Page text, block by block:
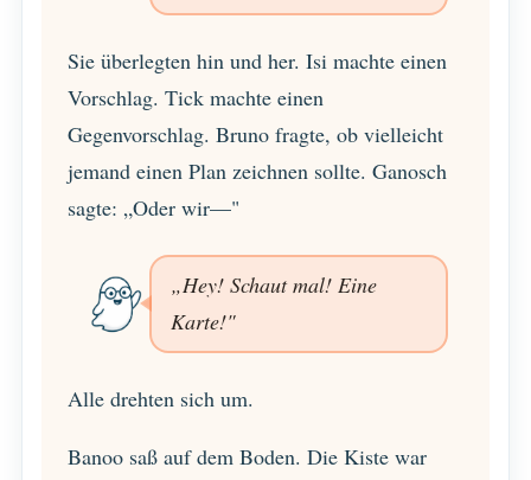
Sie überlegten hin und her. Isi machte einen
Vorschlag. Tick machte einen
Gegenvorschlag. Bruno fragte, ob vielleicht
jemand einen Plan zeichnen sollte. Ganosch
sagte: „Oder wir—"
„Hey! Schaut mal! Eine
Karte!"
Alle drehten sich um.
Banoo saß auf dem Boden. Die Kiste war